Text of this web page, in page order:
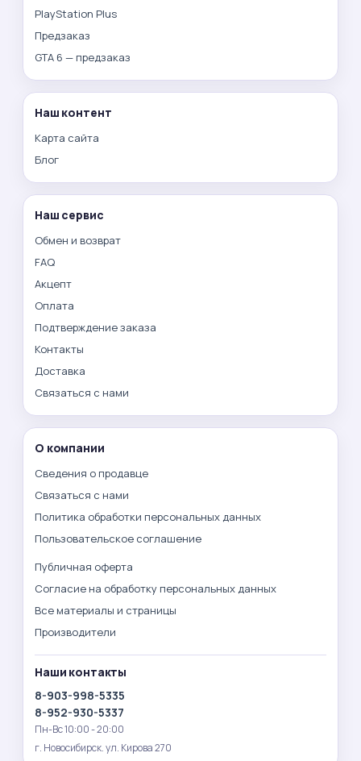
PlayStation Plus
Предзаказ
GTA 6 — предзаказ
Наш контент
Карта сайта
Блог
Наш сервис
Обмен и возврат
FAQ
Акцепт
Оплата
Подтверждение заказа
Контакты
Доставка
Связаться с нами
О компании
Сведения о продавце
Связаться с нами
Политика обработки персональных данных
Пользовательское соглашение
Публичная оферта
Согласие на обработку персональных данных
Все материалы и страницы
Производители
Наши контакты
8-903-998-5335
8-952-930-5337
Пн-Вс 10:00 - 20:00
г. Новосибирск. ул. Кирова 270